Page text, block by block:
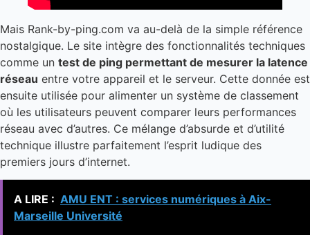
Mais Rank-by-ping.com va au-delà de la simple référence
nostalgique. Le site intègre des fonctionnalités techniques
comme un test de ping permettant de mesurer la latence
réseau entre votre appareil et le serveur. Cette donnée est
ensuite utilisée pour alimenter un système de classement
où les utilisateurs peuvent comparer leurs performances
réseau avec d’autres. Ce mélange d’absurde et d’utilité
technique illustre parfaitement l’esprit ludique des
premiers jours d’internet.
A LIRE : AMU ENT : services numériques à Aix-
Marseille Université